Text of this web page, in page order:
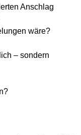
Anschlag
wäre?
– sondern